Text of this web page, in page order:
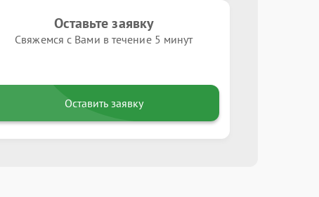
Оставьте заявку
Свяжемся с Вами в течение 5 минут
Оставить заявку